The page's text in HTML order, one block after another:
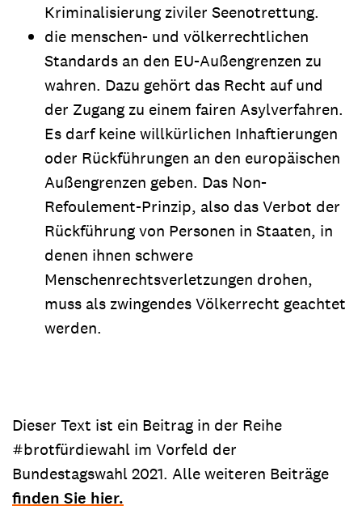
Kriminalisierung ziviler Seenotrettung.
die menschen- und völkerrechtlichen
Standards an den EU-Außengrenzen zu
wahren. Dazu gehört das Recht auf und
der Zugang zu einem fairen Asylverfahren.
Es darf keine willkürlichen Inhaftierungen
oder Rückführungen an den europäischen
Außengrenzen geben. Das Non-
Refoulement-Prinzip, also das Verbot der
Rückführung von Personen in Staaten, in
denen ihnen schwere
Menschenrechtsverletzungen drohen,
muss als zwingendes Völkerrecht geachtet
werden.
Dieser Text ist ein Beitrag in der Reihe
#brotfürdiewahl im Vorfeld der
Bundestagswahl 2021. Alle weiteren Beiträge
finden Sie hier.